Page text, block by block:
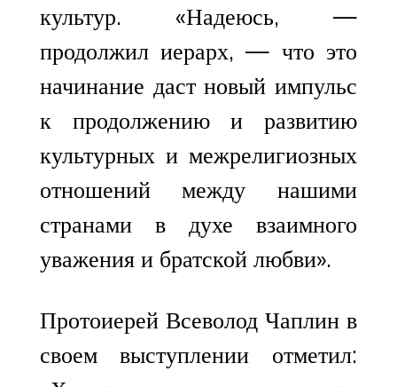
культур. «Надеюсь, —
продолжил иерарх, — что это
начинание даст новый импульс
к продолжению и развитию
культурных и межрелигиозных
отношений между нашими
странами в духе взаимного
уважения и братской любви».
Протоиерей Всеволод Чаплин в
своем выступлении отметил: